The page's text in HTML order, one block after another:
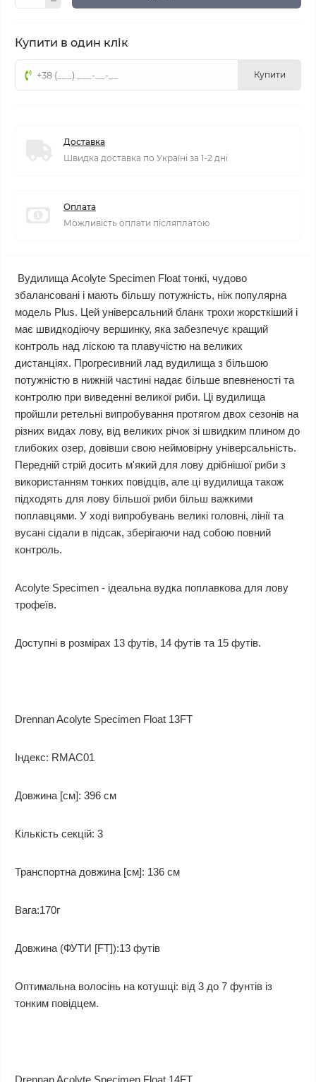
Купити в один клік
Купити
Доставка
Швидка доставка по Україні за 1-2 дні
Оплата
Можливість оплати післяплатою
Вудилища Acolyte Specimen Float тонкі, чудово
збалансовані і мають більшу потужність, ніж популярна
модель Plus. Цей універсальний бланк трохи жорсткіший і
має швидкодіючу вершинку, яка забезпечує кращий
контроль над ліскою та плавучістю на великих
дистанціях. Прогресивний лад вудилища з більшою
потужністю в нижній частині надає більше впевненості та
контролю при виведенні великої риби. Ці вудилища
пройшли ретельні випробування протягом двох сезонів на
різних видах лову, від великих річок зі швидким плином до
глибоких озер, довівши свою неймовірну універсальність.
Передній стрій досить м'який для лову дрібнішої риби з
використанням тонких повідців, але ці вудилища також
підходять для лову більшої риби більш важкими
поплавцями. У ході випробувань великі головні, лінії та
вусані сідали в підсак, зберігаючи над собою повний
контроль.
Acolyte Specimen - ідеальна вудка поплавкова для лову
трофеїв.
Доступні в розмірах 13 футів, 14 футів та 15 футів.
Drennan Acolyte Specimen Float 13FT
Індекс: RMAC01
Довжина [см]: 396 см
Кількість секцій: 3
Транспортна довжина [см]: 136 см
Вага:170г
Довжина (ФУТИ [FT]):13 футів
Оптимальна волосінь на котушці: від 3 до 7 фунтів із
тонким повідцем.
Drennan Acolyte Specimen Float 14FT